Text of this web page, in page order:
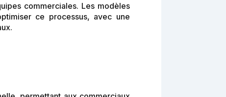
commerciales. Les modèles
ce processus, avec une